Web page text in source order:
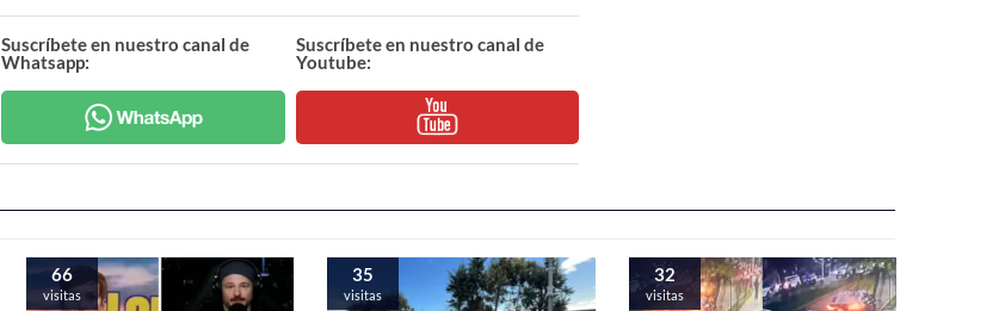
Suscríbete en nuestro canal de
Whatsapp:
Suscríbete en nuestro canal de
Youtube:
66
visitas
35
visitas
32
visitas